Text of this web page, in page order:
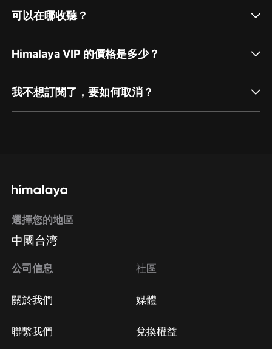
可以在哪收聽？
Himalaya VIP 的價格是多少？
我不想訂閱了，要如何取消？
方法 Google Play取消訂閱方法
選擇您的地區
中國台湾
公司信息
關於我們
聯繫我們
社區
媒體
兌換權益